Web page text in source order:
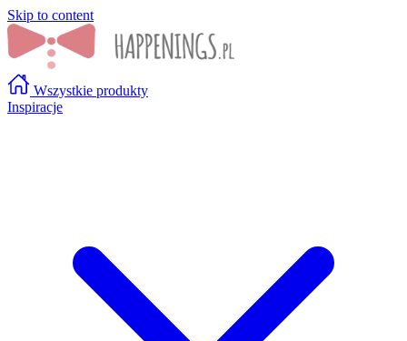
Skip to content
Wszystkie produkty
Inspiracje